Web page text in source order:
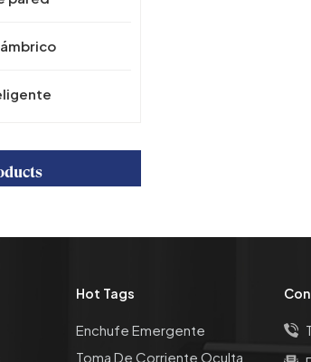
puerto USB, toma
rápido
Hot Tags
Enchufe Emergente
Toma De Corriente Oculta